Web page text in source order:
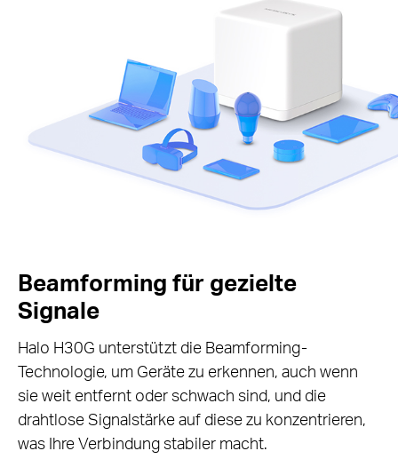
Beamforming für gezielte
Signale
Halo H30G unterstützt die Beamforming-
Technologie, um Geräte zu erkennen, auch wenn
sie weit entfernt oder schwach sind, und die
drahtlose Signalstärke auf diese zu konzentrieren,
was Ihre Verbindung stabiler macht.